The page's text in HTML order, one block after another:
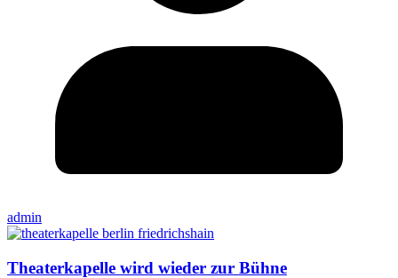
admin
Theaterkapelle wird wieder zur Bühne